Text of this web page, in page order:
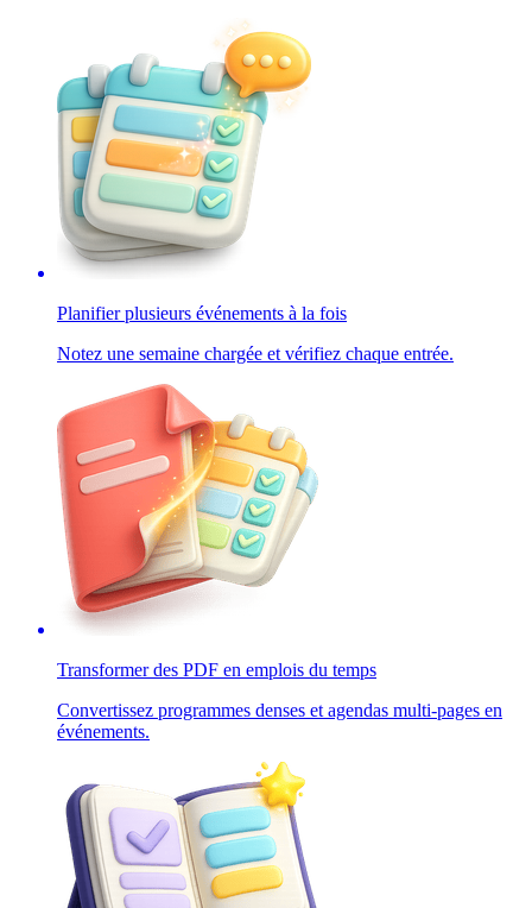
Planifier plusieurs événements à la fois
Notez une semaine chargée et vérifiez chaque entrée.
Transformer des PDF en emplois du temps
Convertissez programmes denses et agendas multi-pages en
événements.